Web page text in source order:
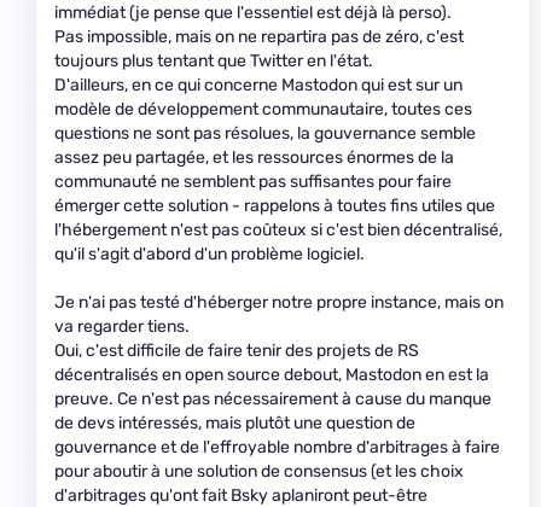
immédiat (je pense que l'essentiel est déjà là perso).
Pas impossible, mais on ne repartira pas de zéro, c'est
toujours plus tentant que Twitter en l'état.
D'ailleurs, en ce qui concerne Mastodon qui est sur un
modèle de développement communautaire, toutes ces
questions ne sont pas résolues, la gouvernance semble
assez peu partagée, et les ressources énormes de la
communauté ne semblent pas suffisantes pour faire
émerger cette solution - rappelons à toutes fins utiles que
l'hébergement n'est pas coûteux si c'est bien décentralisé,
qu'il s'agit d'abord d'un problème logiciel.
Je n'ai pas testé d'héberger notre propre instance, mais on
va regarder tiens.
Oui, c'est difficile de faire tenir des projets de RS
décentralisés en open source debout, Mastodon en est la
preuve. Ce n'est pas nécessairement à cause du manque
de devs intéressés, mais plutôt une question de
gouvernance et de l'effroyable nombre d'arbitrages à faire
pour aboutir à une solution de consensus (et les choix
d'arbitrages qu'ont fait Bsky aplaniront peut-être